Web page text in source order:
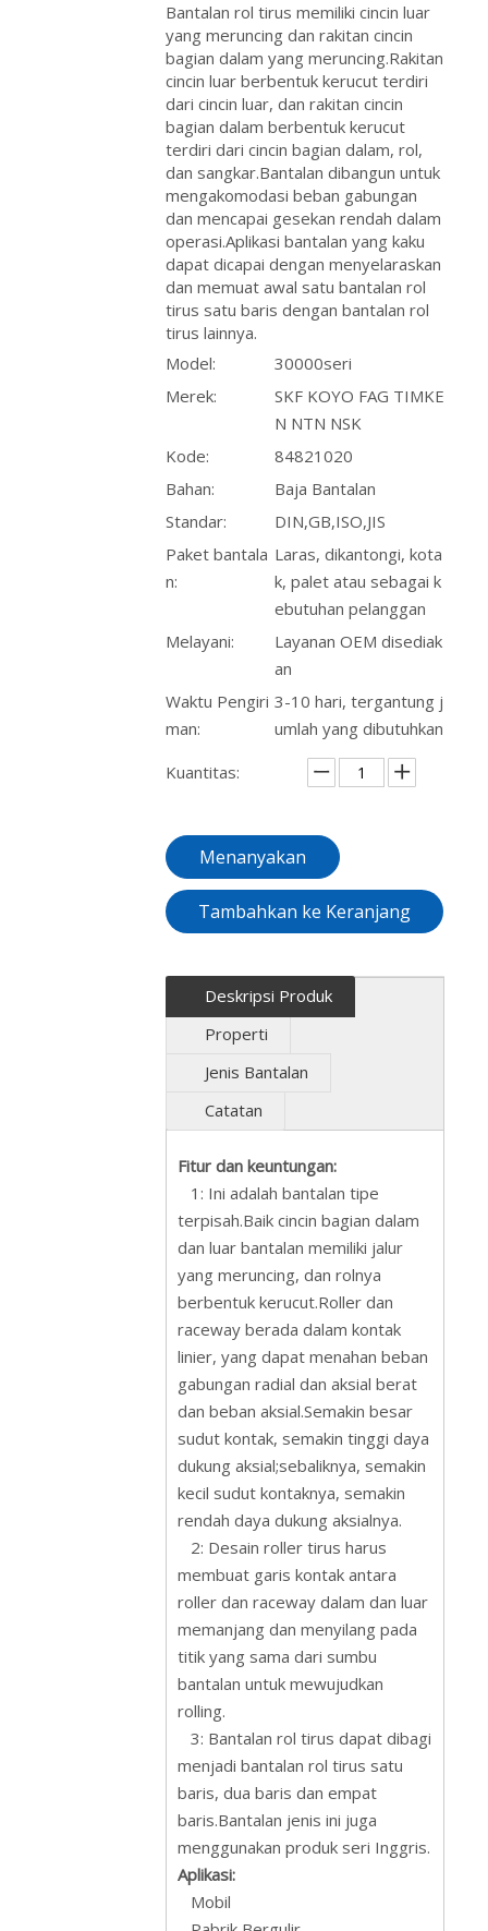
Bantalan rol tirus memiliki cincin luar
yang meruncing dan rakitan cincin
bagian dalam yang meruncing.Rakitan
cincin luar berbentuk kerucut terdiri
dari cincin luar, dan rakitan cincin
bagian dalam berbentuk kerucut
terdiri dari cincin bagian dalam, rol,
dan sangkar.Bantalan dibangun untuk
mengakomodasi beban gabungan
dan mencapai gesekan rendah dalam
operasi.Aplikasi bantalan yang kaku
dapat dicapai dengan menyelaraskan
dan memuat awal satu bantalan rol
tirus satu baris dengan bantalan rol
tirus lainnya.
Model:
30000seri
Merek:
SKF KOYO FAG TIMKE
N NTN NSK
Kode:
84821020
Bahan:
Baja Bantalan
Standar:
DIN,GB,ISO,JIS
Paket bantala
n:
Laras, dikantongi, kota
k, palet atau sebagai k
ebutuhan pelanggan
Melayani:
Layanan OEM disediak
an
Waktu Pengiri
man:
3-10 hari, tergantung j
umlah yang dibutuhkan
Kuantitas:
Menanyakan
Tambahkan ke Keranjang
Deskripsi Produk
Properti
Jenis Bantalan
Catatan
Fitur dan keuntungan:
1: Ini adalah bantalan tipe
terpisah.Baik cincin bagian dalam
dan luar bantalan memiliki jalur
yang meruncing, dan rolnya
berbentuk kerucut.Roller dan
raceway berada dalam kontak
linier, yang dapat menahan beban
gabungan radial dan aksial berat
dan beban aksial.Semakin besar
sudut kontak, semakin tinggi daya
dukung aksial;sebaliknya, semakin
kecil sudut kontaknya, semakin
rendah daya dukung aksialnya.
2: Desain roller tirus harus
membuat garis kontak antara
roller dan raceway dalam dan luar
memanjang dan menyilang pada
titik yang sama dari sumbu
bantalan untuk mewujudkan
rolling.
3: Bantalan rol tirus dapat dibagi
menjadi bantalan rol tirus satu
baris, dua baris dan empat
baris.Bantalan jenis ini juga
menggunakan produk seri Inggris.
Aplikasi:
Mobil